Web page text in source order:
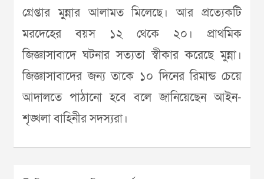
গ্রেপ্তার মুন্নার আলামত মিলেছে। আর প্রত্যেকটি
মরদেহের বয়স ১২ থেকে ২০। প্রাথমিক
জিজ্ঞাসাবাদে ঘটনার সত্যতা স্বীকার করেছে মুন্না।
জিজ্ঞাসাবাদের জন্য তাকে ১০ দিনের রিমান্ড চেয়ে
আদালতে পাঠানো হবে বলে জানিয়েছেন আইন-
শৃঙ্খলা বাহিনীর সদস‌্যরা।
Post